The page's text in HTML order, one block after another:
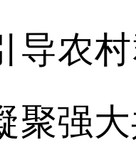
导农
聚强